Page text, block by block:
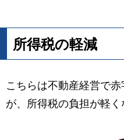
所得税の軽減
こちらは不動産経営で
が、所得税の負担が軽く